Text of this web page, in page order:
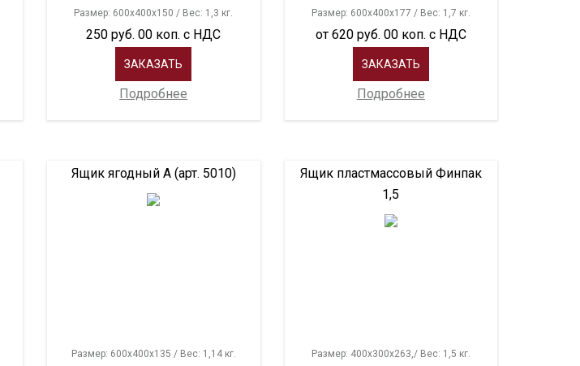
Размер: 600х400х150 / Вес: 1,3 кг.
250 руб. 00 коп. с НДС
ЗАКАЗАТЬ
Подробнее
Размер: 600х400х177 / Вес: 1,7 кг.
от 620 руб. 00 коп. с НДС
ЗАКАЗАТЬ
Подробнее
Ящик ягодный А (арт. 5010)
Размер: 600х400х135 / Вес: 1,14 кг.
Ящик пластмассовый Финпак
1,5
Размер: 400х300х263,/ Вес: 1,5 кг.